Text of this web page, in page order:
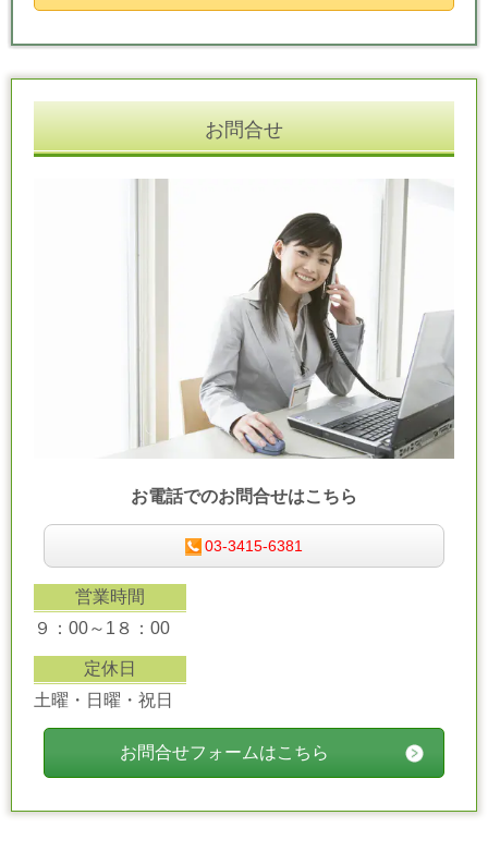
お問合せ
お電話でのお問合せはこちら
03-3415-6381
営業時間
９：00～1８：00
定休日
土曜・日曜・祝日
お問合せフォームはこちら